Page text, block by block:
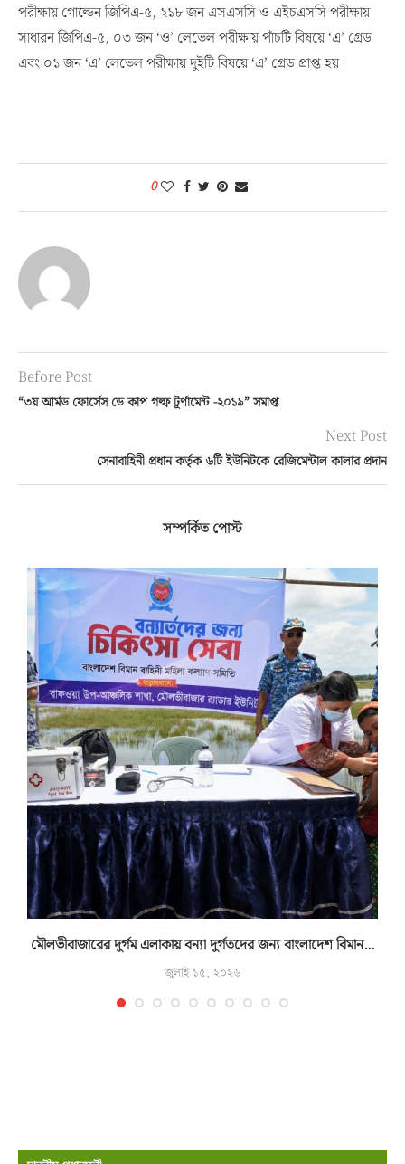
পরীক্ষায় গোল্ডেন জিপিএ-৫, ২১৮ জন এসএসসি ও এইচএসসি পরীক্ষায়
সাধারন জিপিএ-৫, ০৩ জন ‘ও’ লেভেল পরীক্ষায় পাঁচটি বিষয়ে ‘এ’ গ্রেড
এবং ০১ জন ‘এ’ লেভেল পরীক্ষায় দুইটি বিষয়ে ‘এ’ গ্রেড প্রাপ্ত হয়।
0
Before Post
“৩য় আর্মড ফোর্সেস ডে কাপ গল্ফ টূর্ণামেন্ট -২০১৯” সমাপ্ত
Next Post
সেনাবাহিনী প্রধান কর্তৃক ৬টি ইউনিটকে রেজিমেন্টাল কালার প্রদান
সম্পর্কিত পোস্ট
মৌলভীবাজারের দুর্গম এলাকায় বন্যা দুর্গতদের জন্য বাংলাদেশ বিমান...
জুলাই ১৫, ২০২৬